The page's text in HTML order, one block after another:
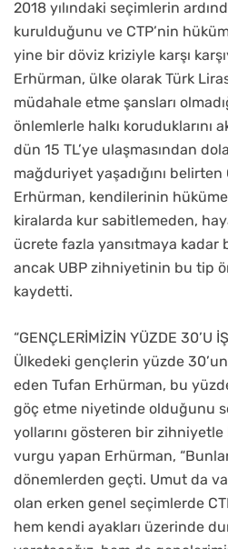
2018 yılındaki seçimlerin
kurulduğunu ve CTP’nin
yine bir döviz kriziyle karşı
Erhürman, ülke olarak Türk
müdahale etme şansları
önlemlerle halkı koruduklarını
dün 15 TL’ye ulaşmasından
mağduriyet yaşadığını belirten
Erhürman, kendilerinin
kiralarda kur sabitlemeden,
ücrete fazla yansıtmaya kadar
ancak UBP zihniyetinin bu tip
kaydetti.
“GENÇLERİMİZİN YÜZDE 30’U
Ülkedeki gençlerin yüzde
eden Tufan Erhürman, bu
göç etme niyetinde olduğunu
yollarını gösteren bir zihniyetle
vurgu yapan Erhürman,
dönemlerden geçti. Umut da
olan erken genel seçimlerde
hem kendi ayakları üzerinde